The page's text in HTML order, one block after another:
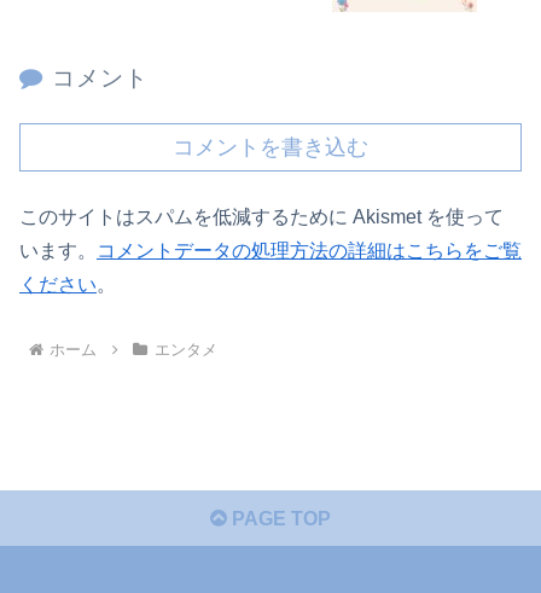
コメント
コメントを書き込む
このサイトはスパムを低減するために Akismet を使って
います。
コメントデータの処理方法の詳細はこちらをご覧
ください。
ホーム エンタメ
PAGE TOP